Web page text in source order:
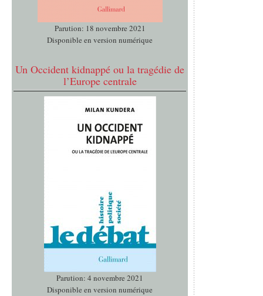
Parution: 18 novembre 2021
Disponible en version numérique
Un Occident kidnappé ou la tragédie de
l’Europe centrale
Parution: 4 novembre 2021
Disponible en version numérique